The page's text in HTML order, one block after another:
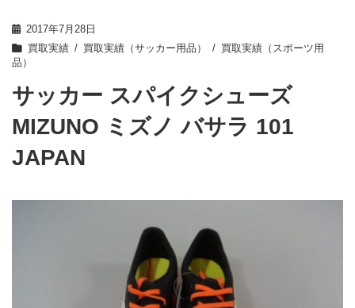
2017年7月28日
買取実績
買取実績（サッカー用品）
買取実績（スポーツ用
品）
サッカー スパイクシューズ
MIZUNO ミズノ バサラ 101
JAPAN